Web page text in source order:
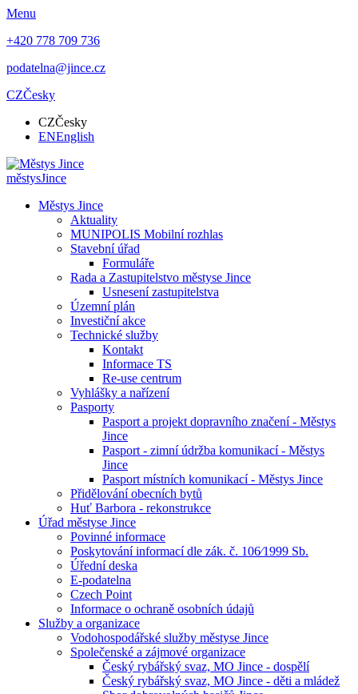
Menu
+420 778 709 736
podatelna@jince.cz
CZČesky
CZČesky
ENEnglish
městysJince
Městys Jince
Aktuality
MUNIPOLIS Mobilní rozhlas
Stavební úřad
Formuláře
Rada a Zastupitelstvo městyse Jince
Usnesení zastupitelstva
Územní plán
Investiční akce
Technické služby
Kontakt
Informace TS
Re-use centrum
Vyhlášky a nařízení
Pasporty
Pasport a projekt dopravního značení - Městys
Jince
Pasport - zimní údržba komunikací - Městys
Jince
Pasport místních komunikací - Městys Jince
Přidělování obecních bytů
Huť Barbora - rekonstrukce
Úřad městyse Jince
Povinné informace
Poskytování informací dle zák. č. 106⁄1999 Sb.
Úřední deska
E-podatelna
Czech Point
Informace o ochraně osobních údajů
Služby a organizace
Vodohospodářské služby městyse Jince
Společenské a zájmové organizace
Český rybářský svaz, MO Jince - dospělí
Český rybářský svaz, MO Jince - děti a mládež